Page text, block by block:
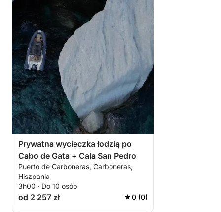
Prywatna wycieczka łodzią po
Cabo de Gata + Cala San Pedro
Puerto de Carboneras, Carboneras,
Hiszpania
3h00 · Do 10 osób
od 2 257 zł 0 (0)